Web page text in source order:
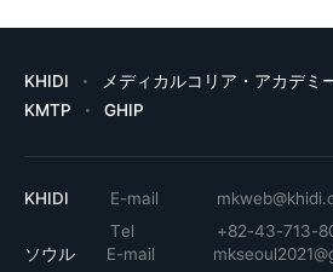
KHIDI メディカルコリア・アカデミ
KMTP
GHIP
KHIDI E-mail
Tel
+82-43-713-
ソウル
E-mail